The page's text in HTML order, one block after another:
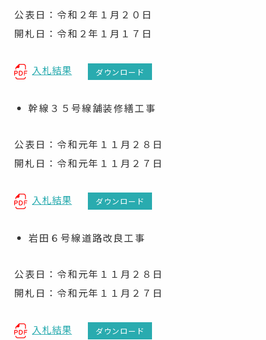
公表日：令和２年１月２０日
開札日：令和２年１月１７日
入札結果 ダウンロード
幹線３５号線舗装修繕工事
公表日：令和元年１１月２８日
開札日：令和元年１１月２７日
入札結果 ダウンロード
岩田６号線道路改良工事
公表日：令和元年１１月２８日
開札日：令和元年１１月２７日
入札結果 ダウンロード